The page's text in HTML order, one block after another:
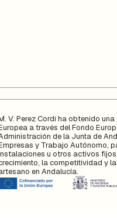
V. Perez Cordi ha obtenido
a través del Fondo
de la Junta de
y Trabajo Autónomo,
u otros activos
la competitividad y
en Andalucía.